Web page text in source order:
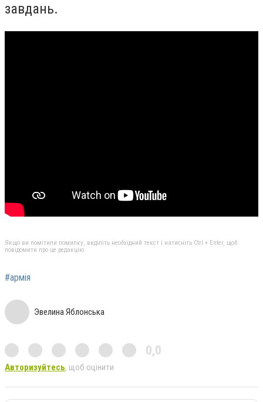
завдань.
Якщо ви помітили помилку, виділіть необхідний текст і натисніть Ctrl + Enter, щоб
повідомити про це редакцію
#армія
Эвелина Яблонська
0,0
Авторизуйтесь, щоб оцінити